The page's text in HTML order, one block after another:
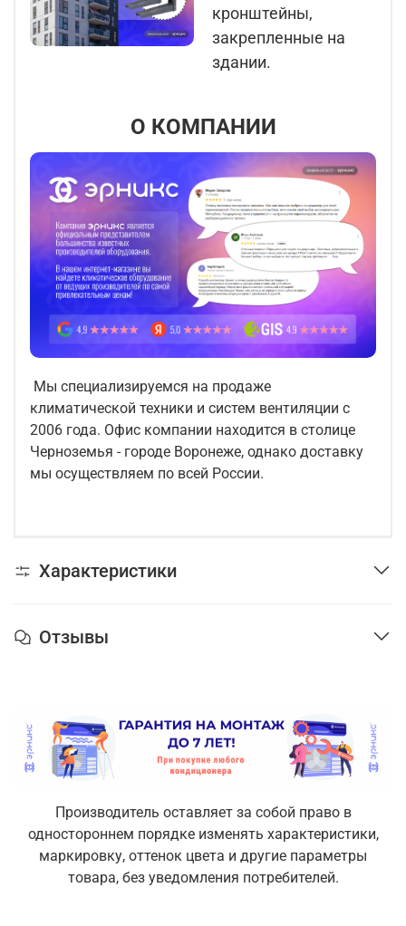
кронштейны,
закрепленные на
здании.
О КОМПАНИИ
Мы специализируемся на продаже
климатической техники и систем вентиляции с
2006 года. Офис компании находится в столице
Черноземья - городе Воронеже, однако доставку
мы осуществляем по всей России.
Характеристики
Отзывы
Производитель оставляет за собой право в
одностороннем порядке изменять характеристики,
маркировку, оттенок цвета и другие параметры
товара, без уведомления потребителей.